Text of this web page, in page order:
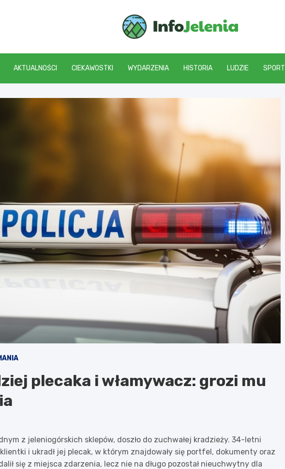
AKTUALNOŚCI CIEKAWOSTKI WYDARZENIA HISTORIA LUDZIE SPORT
plecaka i włamywacz: grozi mu
z jeleniogórskich sklepów, doszło do zuchwałej kradzieży. 34-letni
i ukradł jej plecak, w którym znajdowały się portfel, dokumenty oraz
się z miejsca zdarzenia, lecz nie na długo pozostał nieuchwytny dla